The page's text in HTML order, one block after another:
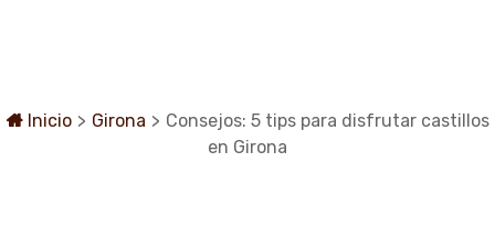
a
Inicio > Girona > Consejos: 5 tips para disfrutar castillos
en Girona